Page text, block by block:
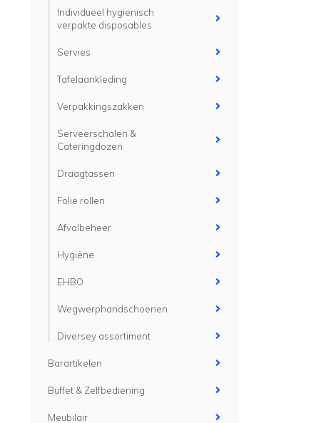
Individueel hygienisch
verpakte disposables
Servies
Tafelaankleding
Verpakkingszakken
Serveerschalen &
Cateringdozen
Draagtassen
Folie rollen
Afvalbeheer
Hygiëne
EHBO
Wegwerphandschoenen
Diversey assortiment
Barartikelen
Buffet & Zelfbediening
Meubilair